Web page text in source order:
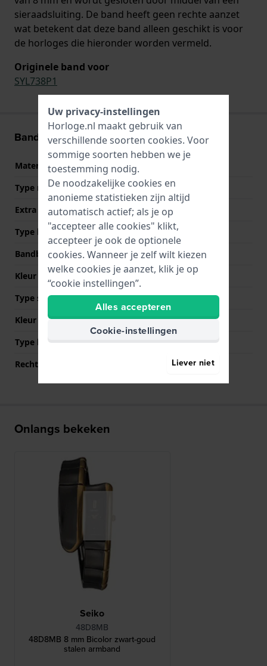
sieraadsluiting. De band heeft geen rechte aanzet
wat betekent dat deze band alleen geschikt is voor
de horloges die hieronder worden vermeld.
Originele band voor
SYL738P1
Band informatie
Materiaal Band
Roestvrij staal
Type materiaal
Extra info
Stainless Steel Bracelet
Type band
Schakelband
Bandbreedte
8 mm
Kleur Band
Zwart
Type sluiting
Sieraadsluiting
Kleur sluiting
Zwart
Type bevestiging
Bandpennen
Rechte bandaanzet
Onlangs bekeken
Seiko
48D8MB
48D8MB 8 mm Bicolor zwart-goud
stalen armband
Uw privacy-instellingen
Horloge.nl maakt gebruik van
verschillende soorten cookies. Voor
sommige soorten hebben we je
toestemming nodig.
De noodzakelijke cookies en
anonieme statistieken zijn altijd
automatisch actief; als je op
"accepteer alle cookies" klikt,
accepteer je ook de optionele
cookies. Wanneer je zelf wilt kiezen
welke cookies je aanzet, klik je op
“cookie instellingen”.
Alles accepteren
Cookie-instellingen
Liever niet